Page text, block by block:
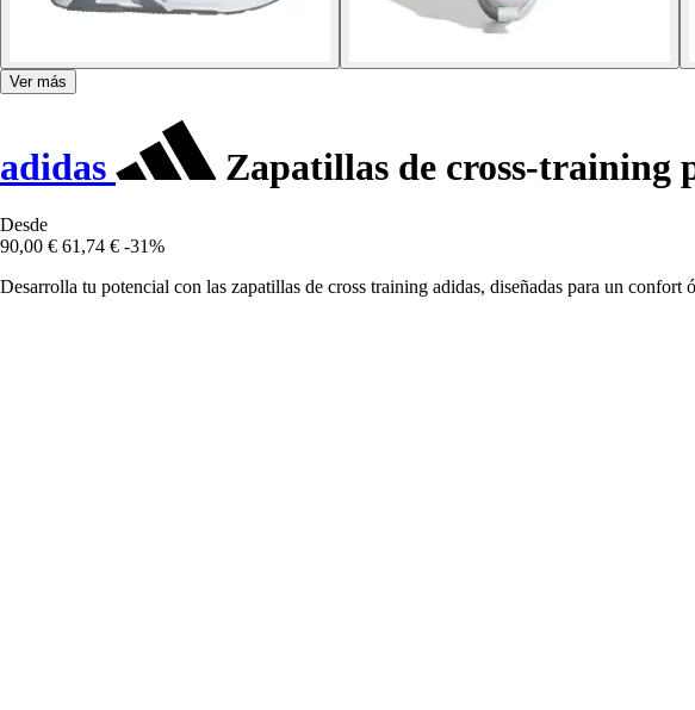
Ver más
adidas Zapatillas de cross-
Desde
90,00 € 61,74 € -31%
Desarrolla tu potencial con las zapatillas de cross training adidas, diseñadas para un